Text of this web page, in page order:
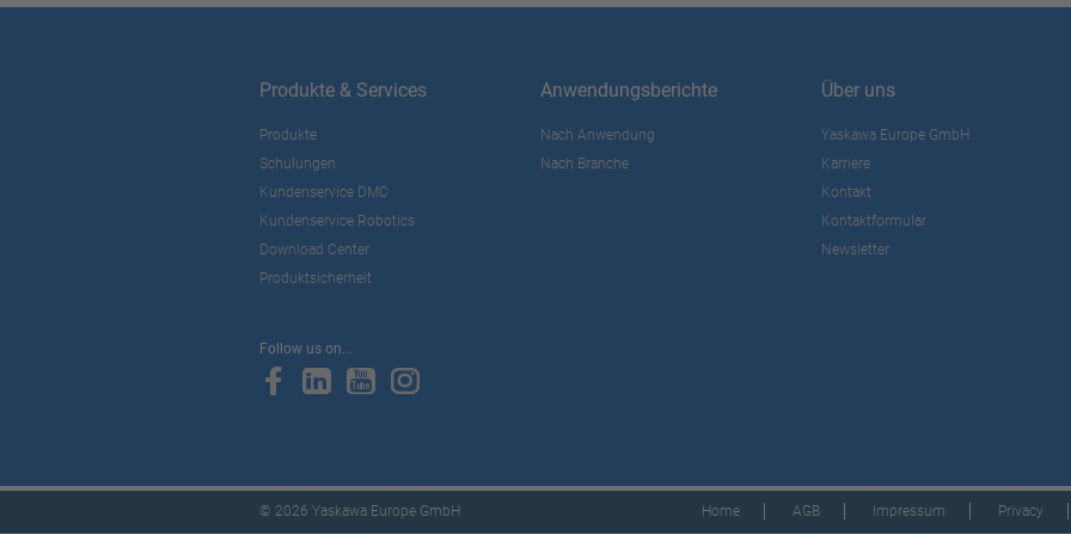
Produkte & Services
Produkte
Schulungen
Kundenservice DMC
Kundenservice Robotics
Download Center
Produktsicherheit
Anwendungsberichte
Nach Anwendung
Nach Branche
Über uns
Yaskawa Europe GmbH
Karriere
Kontakt
Kontaktformular
Newsletter
Follow us on...
© 2026 Yaskawa Europe GmbH Home AGB Impressum Privacy